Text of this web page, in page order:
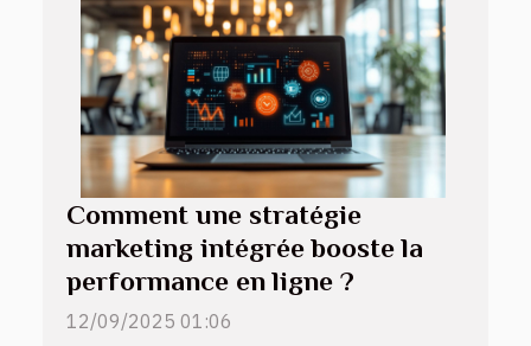
Comment une stratégie
marketing intégrée booste la
performance en ligne ?
12/09/2025 01:06